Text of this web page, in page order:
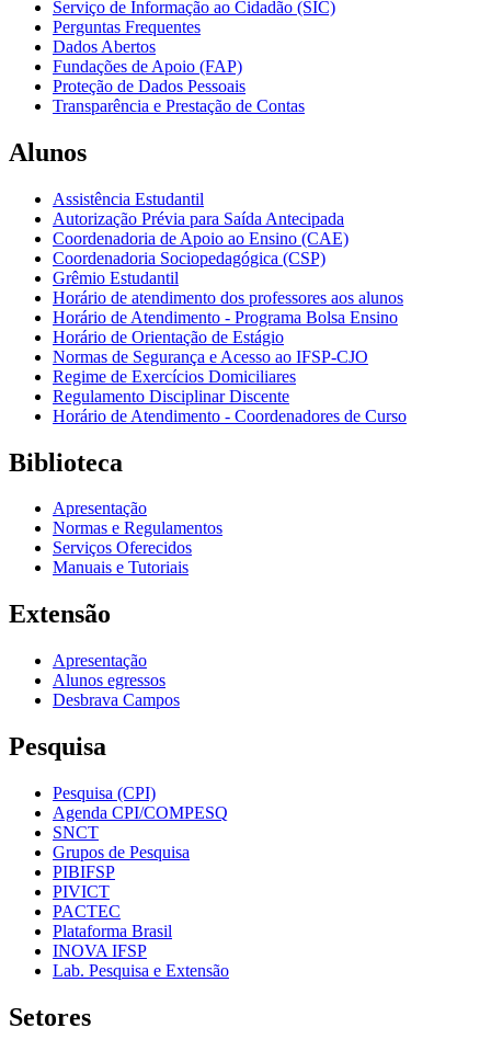
Serviço de Informação ao Cidadão (SIC)
Perguntas Frequentes
Dados Abertos
Fundações de Apoio (FAP)
Proteção de Dados Pessoais
Transparência e Prestação de Contas
Alunos
Assistência Estudantil
Autorização Prévia para Saída Antecipada
Coordenadoria de Apoio ao Ensino (CAE)
Coordenadoria Sociopedagógica (CSP)
Grêmio Estudantil
Horário de atendimento dos professores aos alunos
Horário de Atendimento - Programa Bolsa Ensino
Horário de Orientação de Estágio
Normas de Segurança e Acesso ao IFSP-CJO
Regime de Exercícios Domiciliares
Regulamento Disciplinar Discente
Horário de Atendimento - Coordenadores de Curso
Biblioteca
Apresentação
Normas e Regulamentos
Serviços Oferecidos
Manuais e Tutoriais
Extensão
Apresentação
Alunos egressos
Desbrava Campos
Pesquisa
Pesquisa (CPI)
Agenda CPI/COMPESQ
SNCT
Grupos de Pesquisa
PIBIFSP
PIVICT
PACTEC
Plataforma Brasil
INOVA IFSP
Lab. Pesquisa e Extensão
Setores